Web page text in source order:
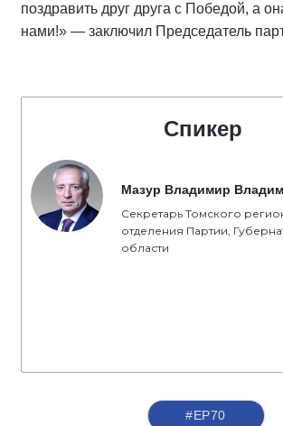
поздравить друг друга с Победой, а
нами!» — заключил Председатель
Спикер
Мазур Владимир
Секретарь Томского
отделения Партии,
области
#ЕР70